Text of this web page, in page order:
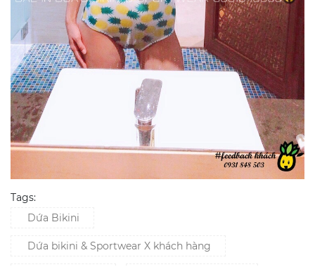
Tags:
Dứa Bikini
Dứa bikini & Sportwear X khách hàng